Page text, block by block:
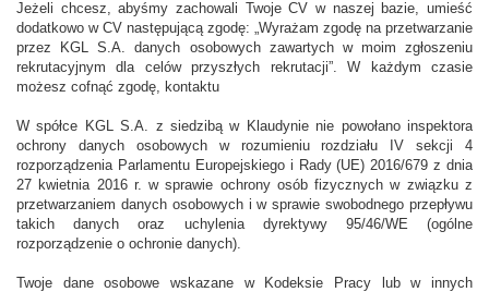
Jeżeli chcesz, abyśmy zachowali Twoje CV w naszej bazie, umieść
dodatkowo w CV następującą zgodę: „Wyrażam zgodę na przetwarzanie
przez KGL S.A. danych osobowych zawartych w moim zgłoszeniu
rekrutacyjnym dla celów przyszłych rekrutacji”. W każdym czasie
możesz cofnąć zgodę, kontaktu
W spółce KGL S.A. z siedzibą w Klaudynie nie powołano inspektora
ochrony danych osobowych w rozumieniu rozdziału IV sekcji 4
rozporządzenia Parlamentu Europejskiego i Rady (UE) 2016/679 z dnia
27 kwietnia 2016 r. w sprawie ochrony osób fizycznych w związku z
przetwarzaniem danych osobowych i w sprawie swobodnego przepływu
takich danych oraz uchylenia dyrektywy 95/46/WE (ogólne
rozporządzenie o ochronie danych).
Twoje dane osobowe wskazane w Kodeksie Pracy lub w innych